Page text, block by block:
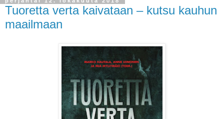
Tuoretta verta kaivataan – kutsu kauhun
maailmaan